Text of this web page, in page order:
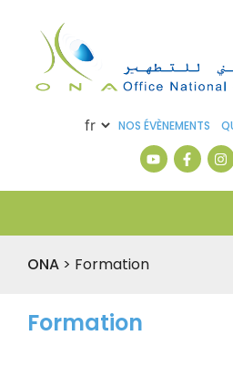
NOS ÉVÈNEMENTS
ONA > Formation
Formation